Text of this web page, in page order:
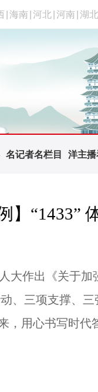
海南 河北 河南 湖北
名记者名栏目 洋主
】“1433”
作出《关于加
、三项支撑、三
，用心书写时代